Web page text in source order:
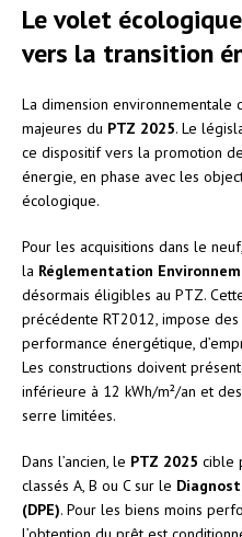
Le volet
vers la transition
La dimension environnementale
majeures du PTZ 2025. Le
ce dispositif vers la promotion
énergie, en phase avec les
écologique.
Pour les acquisitions dans le
la Réglementation
désormais éligibles au PTZ.
précédente RT2012, impose
performance énergétique,
Les constructions doivent
inférieure à 12 kWh/m²/an et
serre limitées.
Dans l’ancien, le PTZ 2025 cible
classés A, B ou C sur le
(DPE). Pour les biens moins